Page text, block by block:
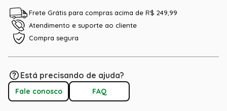
Frete Grátis para compras acima de R$ 249,99
Atendimento e suporte ao cliente
Compra segura
Está precisando de ajuda?
Fale conosco FAQ